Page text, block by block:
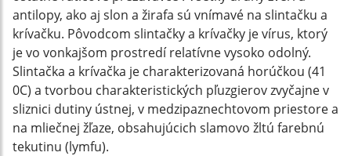
antilopy, ako aj slon a žirafa sú vnímavé na slintačku a
krívačku. Pôvodcom slintačky a krívačky je vírus, ktorý
je vo vonkajšom prostredí relatívne vysoko odolný.
Slintačka a krívačka je charakterizovaná horúčkou (41
0C) a tvorbou charakteristických pľuzgierov zvyčajne v
sliznici dutiny ústnej, v medzipaznechtovom priestore a
na mliečnej žľaze, obsahujúcich slamovo žltú farebnú
tekutinu (lymfu).